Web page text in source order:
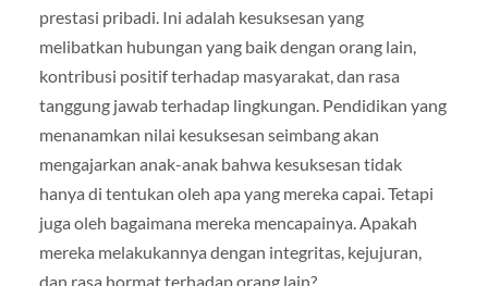
prestasi pribadi. Ini adalah kesuksesan yang
melibatkan hubungan yang baik dengan orang lain,
kontribusi positif terhadap masyarakat, dan rasa
tanggung jawab terhadap lingkungan. Pendidikan yang
menanamkan nilai kesuksesan seimbang akan
mengajarkan anak-anak bahwa kesuksesan tidak
hanya di tentukan oleh apa yang mereka capai. Tetapi
juga oleh bagaimana mereka mencapainya. Apakah
mereka melakukannya dengan integritas, kejujuran,
dan rasa hormat terhadap orang lain?